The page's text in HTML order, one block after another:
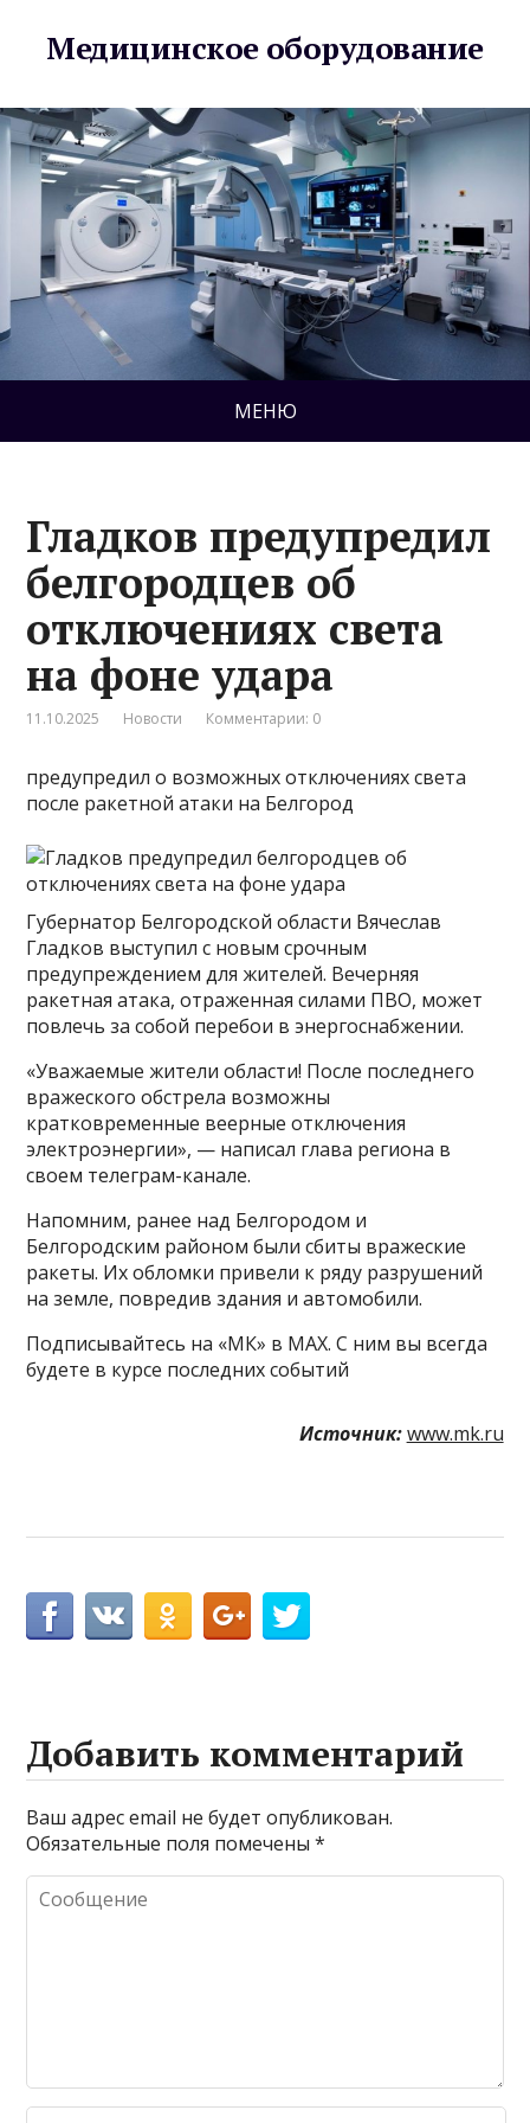
Медицинское оборудование
МЕНЮ
Гладков предупредил
белгородцев об
отключениях света
на фоне удара
11.10.2025 Новости Комментарии: 0
предупредил о возможных отключениях света
после ракетной атаки на Белгород
Губернатор Белгородской области Вячеслав
Гладков выступил с новым срочным
предупреждением для жителей. Вечерняя
ракетная атака, отраженная силами ПВО, может
повлечь за собой перебои в энергоснабжении.
«Уважаемые жители области! После последнего
вражеского обстрела возможны
кратковременные веерные отключения
электроэнергии», — написал глава региона в
своем телеграм-канале.
Напомним, ранее над Белгородом и
Белгородским районом были сбиты вражеские
ракеты. Их обломки привели к ряду разрушений
на земле, повредив здания и автомобили.
Подписывайтесь на «МК» в MAX. С ним вы всегда
будете в курсе последних событий
Источник: www.mk.ru
Добавить комментарий
Ваш адрес email не будет опубликован.
Обязательные поля помечены*